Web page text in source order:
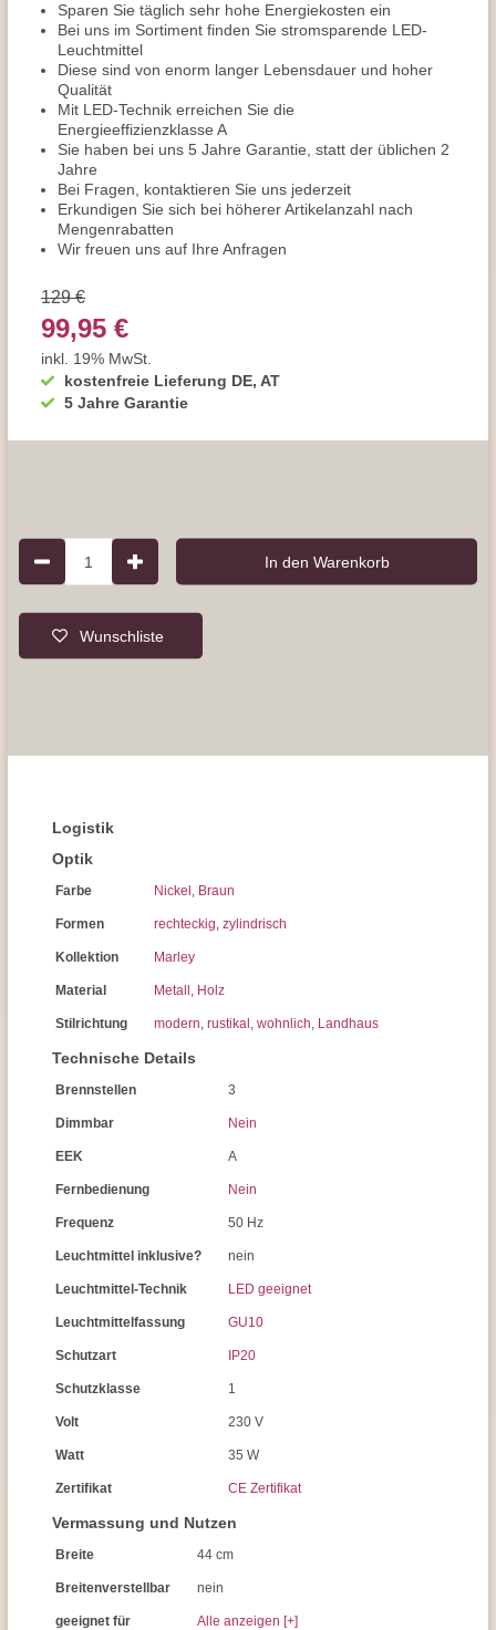
Sparen Sie täglich sehr hohe Energiekosten ein
Bei uns im Sortiment finden Sie stromsparende LED-
Leuchtmittel
Diese sind von enorm langer Lebensdauer und hoher
Qualität
Mit LED-Technik erreichen Sie die
Energieeffizienzklasse A
Sie haben bei uns 5 Jahre Garantie, statt der üblichen 2
Jahre
Bei Fragen, kontaktieren Sie uns jederzeit
Erkundigen Sie sich bei höherer Artikelanzahl nach
Mengenrabatten
Wir freuen uns auf Ihre Anfragen
kostenfreie Lieferung DE, AT
5 Jahre Garantie
129 €
99,95 €
inkl. 19% MwSt.
1 In den Warenkorb
Wunschliste
Logistik
Optik
Farbe Nickel , Braun
Formen rechteckig, zylindrisch
Kollektion Marley
Material Metall , Holz
Stilrichtung modern, rustikal , wohnlich, Landhaus
Technische Details
Brennstellen 3
Dimmbar Nein
EEK A
Fernbedienung Nein
Frequenz 50 Hz
Leuchtmittel inklusive? nein
Leuchtmittel-Technik LED geeignet
Leuchtmittelfassung GU10
Schutzart IP20
Schutzklasse 1
Volt 230 V
Watt 35 W
Zertifikat CE Zertifikat
Vermassung und Nutzen
Breite 44 cm
Breitenverstellbar nein
geeignet für Alle anzeigen [+]